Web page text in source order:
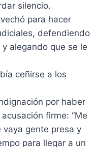
silencio.
para hacer
defendiendo
y alegando que se le
ceñirse a los
por haber
firme: “Me
vaya gente presa y
para llegar a un